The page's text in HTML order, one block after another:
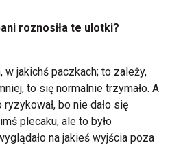
roznosiła te ulotki?
w jakichś paczkach; to zależy,
to się normalnie trzymało. A
bo nie dało się
plecaku, ale to było
na jakieś wyjścia poza